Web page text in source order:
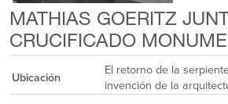
MATHIAS GOERITZ
CRUCIFICADO
Ubicación
El retorno de la
invención de la